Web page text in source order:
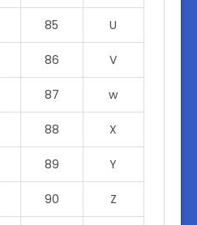
85 U
86 V
87 w
88 X
89 Y
90 Z